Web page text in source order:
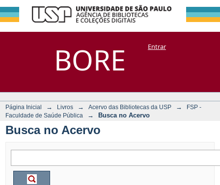
BORE
Busca no Acervo
DSpace/Manakin + CoriscoEntrar
Página Inicial → Livros → Acervo das Bibliotecas da USP →
FSP -
Faculdade de Saúde Pública
→ Busca no Acervo
Busca no Acervo